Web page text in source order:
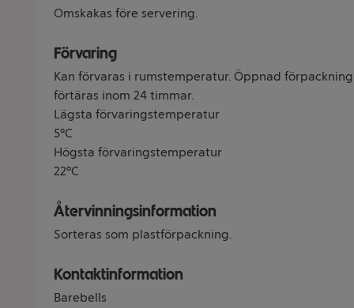
Omskakas före servering.
Förvaring
Kan förvaras i rumstemperatur. Öppnad
förtäras inom 24 timmar.
Lägsta förvaringstemperatur
5°C
Högsta förvaringstemperatur
22°C
Återvinningsinformation
Sorteras som plastförpackning.
Kontaktinformation
Barebells